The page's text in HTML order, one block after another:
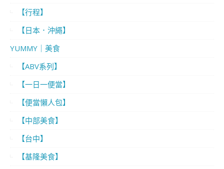
【行程】
【日本．沖繩】
YUMMY｜美食
【ABV系列】
【一日一便當】
【便當懶人包】
【中部美食】
【台中】
【基隆美食】